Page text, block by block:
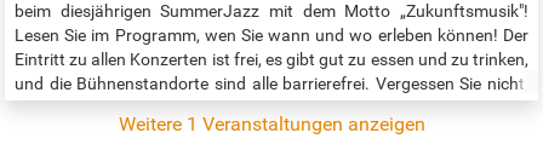
beim diesjährigen SummerJazz mit dem Motto „Zukunftsmusik"!
Lesen Sie im Programm, wen Sie wann und wo erleben können! Der
Eintritt zu allen Konzerten ist frei, es gibt gut zu essen und zu trinken,
und die Bühnenstandorte sind alle barrierefrei. Vergessen Sie nicht,
der Veranstaltung: Siehe Programm / siehe Link Quelle:…
Weitere 1 Veranstaltungen anzeigen